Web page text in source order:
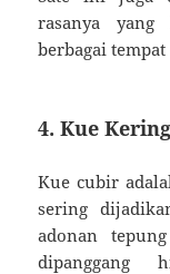
rasanya
berbagai
4. Kue
Kue cubir
sering
adonan
dipanggang